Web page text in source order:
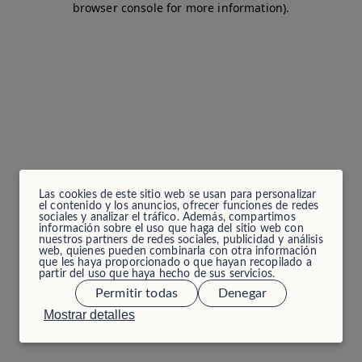
Las cookies de este sitio web se usan para personalizar
el contenido y los anuncios, ofrecer funciones de redes
sociales y analizar el tráfico. Además, compartimos
información sobre el uso que haga del sitio web con
nuestros partners de redes sociales, publicidad y análisis
web, quienes pueden combinarla con otra información
que les haya proporcionado o que hayan recopilado a
partir del uso que haya hecho de sus servicios.
Mostrar detalles
Permitir todas Denegar
browser console for more information).